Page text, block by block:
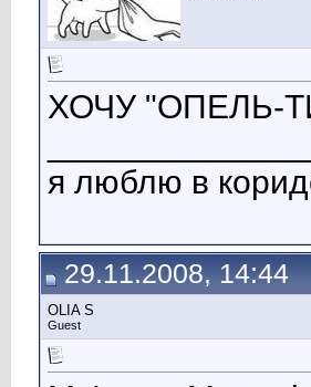
ХОЧУ "ОПЕЛЬ-
я люблю в
29.11.2008, 14:44
ОLIA S
Guest